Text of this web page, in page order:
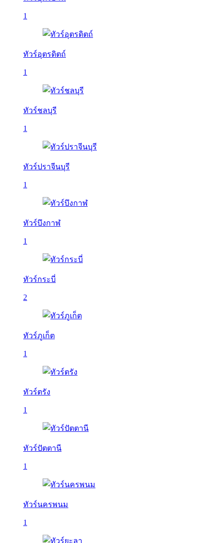
1
ทัวร์อุตรดิตถ์
1
ทัวร์ชลบุรี
1
ทัวร์ปราจีนบุรี
1
ทัวร์บึงกาฬ
1
ทัวร์กระบี่
2
ทัวร์ภูเก็ต
1
ทัวร์ตรัง
1
ทัวร์ปัตตานี
1
ทัวร์นครพนม
1